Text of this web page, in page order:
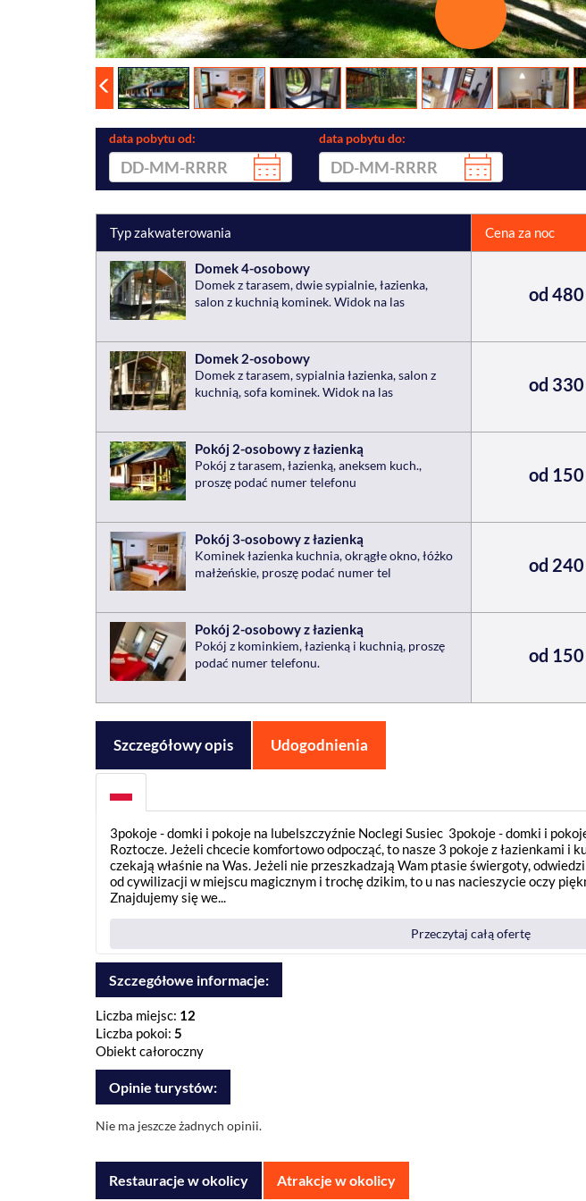
data pobytu od: data pobytu do:
Typ zakwaterowania Cena za noc
Domek 4-osobowy
Domek z tarasem, dwie sypialnie, łazienka,
salon z kuchnią kominek. Widok na las
od
Domek 2-osobowy
Domek z tarasem, sypialnia łazienka, salon z
kuchnią, sofa kominek. Widok na las
od
Pokój 2-osobowy z łazienką
Pokój z tarasem, łazienką, aneksem kuch.,
proszę podać numer telefonu
od
Pokój 3-osobowy z łazienką
Kominek łazienka kuchnia, okrągłe okno, łóżko
małżeńskie, proszę podać numer tel
od
Pokój 2-osobowy z łazienką
Pokój z kominkiem, łazienką i kuchnią, proszę
podać numer telefonu.
od
Szczegółowy opis Udogodnienia
3pokoje - domki i pokoje na lubelszczyźnie Noclegi Susiec 3pokoje - domki i
Roztocze. Jeżeli chcecie komfortowo odpocząć, to nasze 3 pokoje z łazienkami i
czekają właśnie na Was. Jeżeli nie przeszkadzają Wam ptasie świergoty,
od cywilizacji w miejscu magicznym i trochę dzikim, to u nas nacieszycie oczy
Znajdujemy się we...
Przeczytaj całą ofertę
Szczegółowe informacje:
Liczba miejsc: 12
Liczba pokoi: 5
Obiekt całoroczny
Opinie turystów:
Nie ma jeszcze żadnych opinii.
Restauracje w okolicy Atrakcje w okolicy